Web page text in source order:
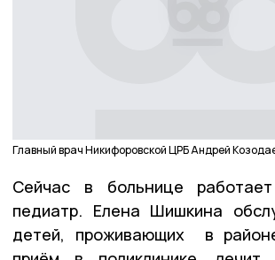
Главный врач Никифоровской ЦРБ Андрей
Сейчас в больнице
педиатр. Елена Шишкина
детей, проживающих в